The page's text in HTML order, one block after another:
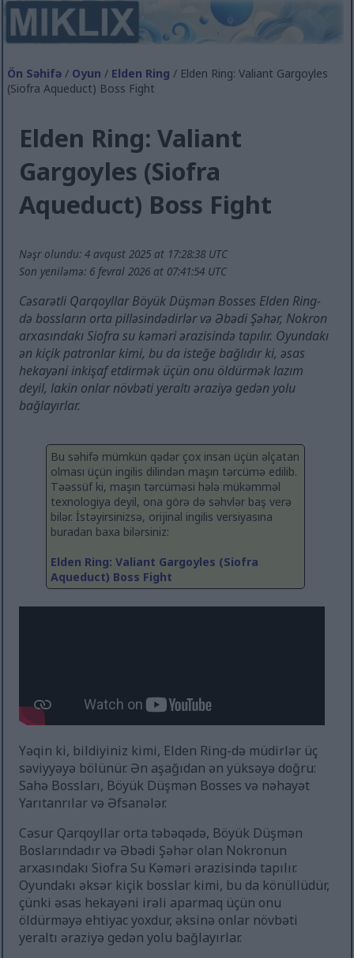
Ön Səhifə / Oyun / Elden Ring / Elden Ring: Valiant Gargoyles
(Siofra Aqueduct) Boss Fight
Elden Ring: Valiant
Gargoyles (Siofra
Aqueduct) Boss Fight
Nəşr olundu: 4 avqust 2025 at 17:28:38 UTC
Son yeniləmə: 6 fevral 2026 at 07:41:54 UTC
Cəsarətli Qarqoyllar Böyük Düşmən Bosses Elden Ring-
də bossların orta pilləsindədirlər və Əbədi Şəhər, Nokron
arxasındakı Siofra su kəməri ərazisində tapılır. Oyundakı
ən kiçik patronlar kimi, bu da isteğe bağlıdır ki, əsas
hekayəni inkişaf etdirmək üçün onu öldürmək lazım
deyil, lakin onlar növbəti yeraltı əraziyə gedən yolu
bağlayırlar.
Bu səhifə mümkün qədər çox insan üçün əlçatan
olması üçün ingilis dilindən maşın tərcümə edilib.
Təəssüf ki, maşın tərcüməsi hələ mükəmməl
texnologiya deyil, ona görə də səhvlər baş verə
bilər. İstəyirsinizsə, orijinal ingilis versiyasına
buradan baxa bilərsiniz:
Elden Ring: Valiant Gargoyles (Siofra
Aqueduct) Boss Fight
Yəqin ki, bildiyiniz kimi, Elden Ring-də müdirlər üç
səviyyəyə bölünür. Ən aşağıdan ən yüksəyə doğru:
Sahə Bossları, Böyük Düşmən Bosses və nəhayət
Yarıtanrılar və Əfsanələr.
Cəsur Qarqoyllar orta təbəqədə, Böyük Düşmən
Boslarındadır və Əbədi Şəhər olan Nokronun
arxasındakı Siofra Su Kəməri ərazisində tapılır.
Oyundakı əksər kiçik bosslar kimi, bu da könüllüdür,
çünki əsas hekayəni irəli aparmaq üçün onu
öldürməyə ehtiyac yoxdur, əksinə onlar növbəti
yeraltı əraziyə gedən yolu bağlayırlar.